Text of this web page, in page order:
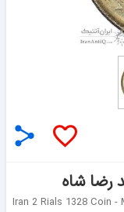
Iran 2 Rials 1328 Coin -